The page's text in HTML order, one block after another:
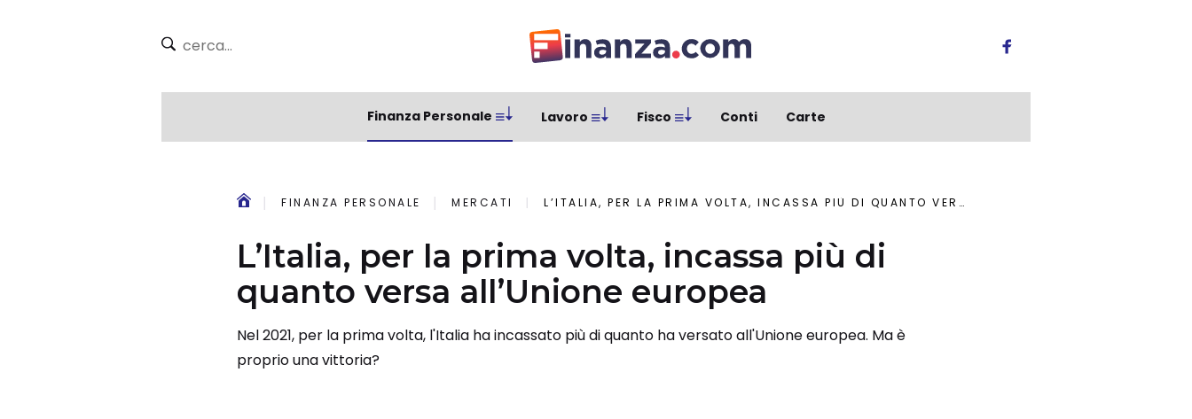
Finanza Personale Lavoro Fisco Conti Carte
FINANZA PERSONALE MERCATI L’ITALIA, PER LA PRIMA VOLTA, INCASSA PIÙ DI QUANTO VERSA ALL’UNIONE EUROPEA
L’Italia, per la prima volta, incassa più di
quanto versa all’Unione europea
Nel 2021, per la prima volta, l'Italia ha incassato più di quanto ha versato all'Unione europea. Ma è
proprio una vittoria?